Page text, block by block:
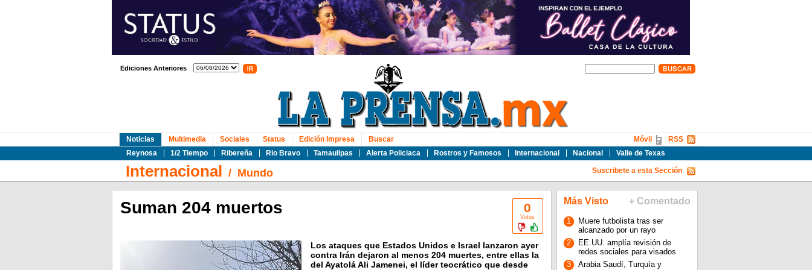
Ediciones Anteriores
Noticias
Reynosa
1/2 Tiempo Ribereña Rio Bravo Tamaulipas Alerta Policiaca Rostros y Famosos Internacional Nacional Valle de Texas
Multimedia Sociales Status Edición Impresa Buscar RSS
Móvil
Internacional / Mundo Suscribete a esta Sección
0
Votos
Suman 204 muertos
Los ataques que Estados Unidos e Israel lanzaron ayer
contra Irán dejaron al menos 204 muertes, entre ellas la
del Ayatolá Ali Jamenei, el líder teocrático que desde
Más Visto + Comentado
1
Muere futbolista tras ser
alcanzado por un rayo
2
EE.UU. amplía revisión de
redes sociales para visados
3
Arabia Saudí, Turquía y